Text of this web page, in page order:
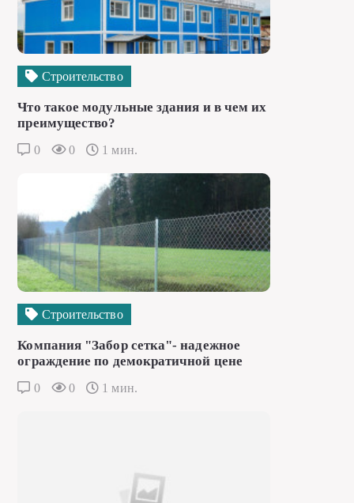
Строительство
Что такое модульные здания и в чем их
преимущество?
0 0 1 мин.
Строительство
Компания "Забор сетка"- надежное
ограждение по демократичной цене
0 0 1 мин.